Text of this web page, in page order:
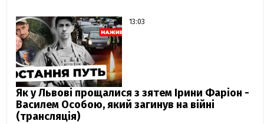
13:03
Як у Львові прощалися з зятем Ірини Фаріон -
Василем Особою, який загинув на війні
(трансляція)